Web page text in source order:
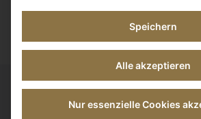
Jetzt beraten
Unsere
Speichern
Alle akzeptieren
Nur essenzielle Cookies